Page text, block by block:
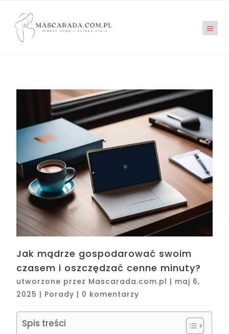
Jak mądrze gospodarować swoim
czasem i oszczędzać cenne minuty?
utworzone przez Mascarada.com.pl | maj 6,
2025 | Porady | 0 komentarzy
Spis treści